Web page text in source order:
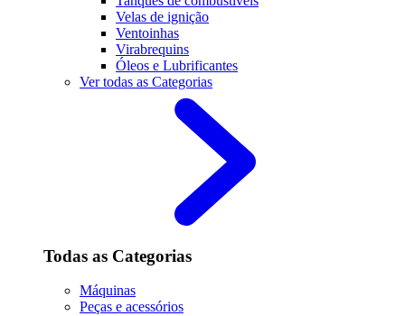
Velas de ignição
Ventoinhas
Virabrequins
Óleos e Lubrificantes
Ver todas as Categorias
Todas as Categorias
Máquinas
Peças e acessórios